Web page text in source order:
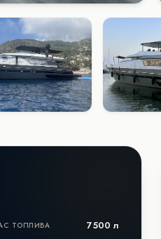
ТОПЛИВА 7500 л